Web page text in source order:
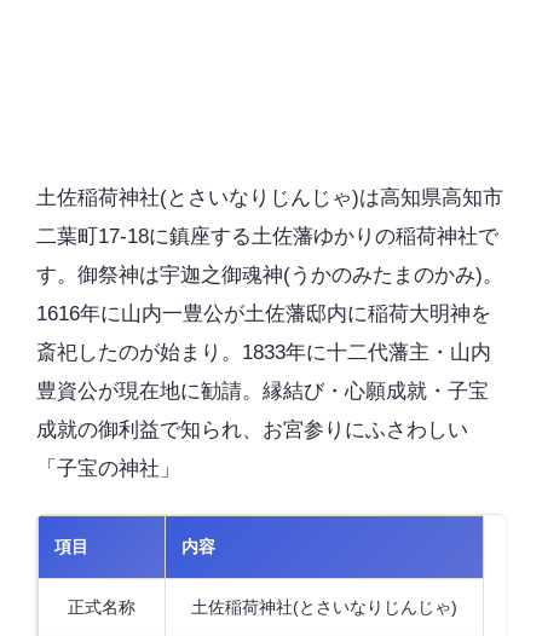
土佐稲荷神社(とさいなりじんじゃ)は高知県高知市
二葉町17-18に鎮座する土佐藩ゆかりの稲荷神社で
す。御祭神は宇迦之御魂神(うかのみたまのかみ)。
1616年に山内一豊公が土佐藩邸内に稲荷大明神を
斎祀したのが始まり。1833年に十二代藩主・山内
豊資公が現在地に勧請。縁結び・心願成就・子宝
成就の御利益で知られ、お宮参りにふさわしい
「子宝の神社」
項目 内容
正式名称 土佐稲荷神社(とさいなりじんじゃ)